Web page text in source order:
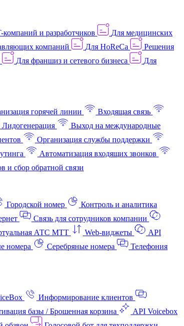
и разработчиков
Для медицинских
компаний Для HoReCa
Решения
Для франшиз и сетевого бизнеса
Для
горячей линии
Входящая связь
Лидогенерация
Выход на международные
Организация службы поддержки
Автоматизация входящих звонков
и сбор обратной связи
Городской номер
Контроль и аналитика
Связь для сотрудников компании
АТС МТТ Web-виджеты
API
номера Серебряные номера
Телефония
Информирование клиентов
базы / Брошенная корзина
API Voicebox